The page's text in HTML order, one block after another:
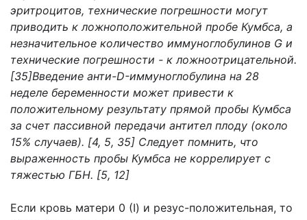
эритроцитов, технические погрешности могут
приводить к ложноположительной пробе Кумбса, а
незначительное количество иммуноглобулинов G и
технические погрешности - к ложноотрицательной.
[35]Введение анти-D-иммуноглобулина на 28
неделе беременности может привести к
положительному результату прямой пробы Кумбса
за счет пассивной передачи антител плоду (около
15% случаев). [4, 5, 35] Следует помнить, что
выраженность пробы Кумбса не коррелирует с
тяжестью ГБН. [5, 12]
Если кровь матери 0 (I) и резус-положительная, то